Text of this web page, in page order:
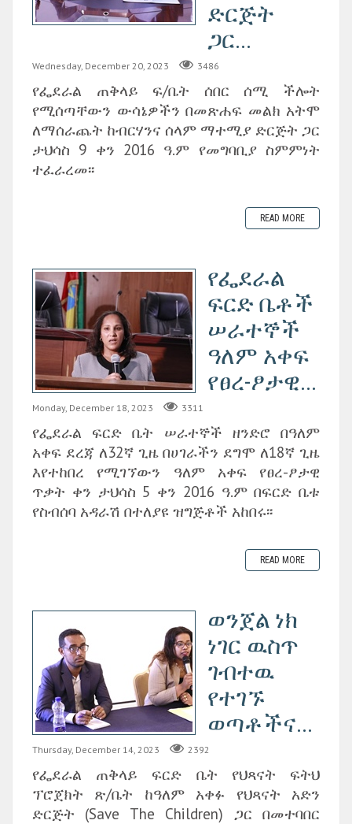
ድርጅት
ጋር...
Wednesday, December 20, 2023 3486
የፌደራል ጠቅላይ ፍ/ቤት ሰበር ሰሚ ችሎት
የሚሰጣቸውን ውሳኔዎችን በመጽሐፍ መልክ አትሞ
ለማሰራጨት ከብርሃንና ሰላም ማተሚያ ድርጅት ጋር
ታህሳስ 9 ቀን 2016 ዓ.ም የመግባቢያ ስምምነት
ተፈራረመ፡፡
READ MORE
የፌደራል
ፍርድ ቤቶች
ሠራተኞች
ዓለም አቀፍ
የፀረ-ፆታዊ...
Monday, December 18, 2023 3311
የፌደራል ፍርድ ቤት ሠራተኞች ዘንድሮ በዓለም
አቀፍ ደረጃ ለ32ኛ ጊዜ በሀገራችን ደግሞ ለ18ኛ ጊዜ
እየተከበረ የሚገኘውን ዓለም አቀፍ የፀረ-ፆታዊ
ጥቃት ቀን ታህሳስ 5 ቀን 2016 ዓ.ም በፍርድ ቤቱ
የስብሰባ አዳራሽ በተለያዩ ዝግጅቶች አከበሩ፡፡
READ MORE
ወንጀል ነክ
ነገር ዉስጥ
ገብተዉ
የተገኙ
ወጣቶችና...
Thursday, December 14, 2023 2392
የፌደራል ጠቅላይ ፍርድ ቤት የህጻናት ፍትህ
ፕሮጀክት ጽ/ቤት ከዓለም አቀፉ የህጻናት አድን
ድርጅት (Save The Children) ጋር በመተባበር